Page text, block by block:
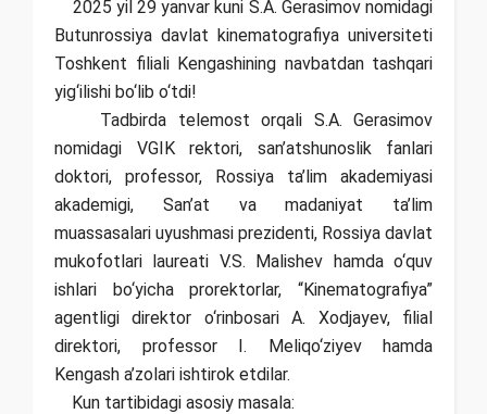
2025 yil 29 yanvar kuni S.A. Gerasimov nomidagi
Butunrossiya davlat kinematografiya universiteti
Toshkent filiali Kengashining navbatdan tashqari
yig‘ilishi bo‘lib o‘tdi!
Tadbirda telemost orqali S.A. Gerasimov
nomidagi VGIK rektori, san’atshunoslik fanlari
doktori, professor, Rossiya ta’lim akademiyasi
akademigi, San’at va madaniyat ta’lim
muassasalari uyushmasi prezidenti, Rossiya davlat
mukofotlari laureati V.S. Malishev hamda o‘quv
ishlari bo‘yicha prorektorlar, “Kinematografiya”
agentligi direktor o‘rinbosari A. Xodjayev, filial
direktori, professor I. Meliqo‘ziyev hamda
Kengash a’zolari ishtirok etdilar.
Kun tartibidagi asosiy masala: